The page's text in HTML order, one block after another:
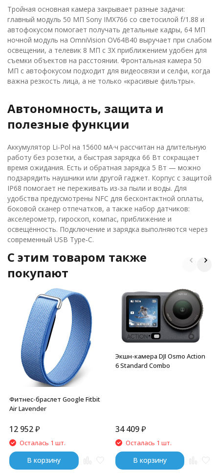
Тройная основная камера закрывает разные задачи:
главный модуль 50 МП Sony IMX766 со светосилой f/1.88 и
автофокусом помогает получать детальные кадры, 64 МП
ночной модуль на OmniVision OV64B40 выручает при слабом
освещении, а телевик 8 МП с 3X приближением удобен для
съемки объектов на расстоянии. Фронтальная камера 50
МП с автофокусом подходит для видеосвязи и селфи, когда
важна резкость лица, а не только «красивые фильтры».
Автономность, защита и
полезные функции
Аккумулятор Li‑Pol на 15600 мА·ч рассчитан на длительную
работу без розетки, а быстрая зарядка 66 Вт сокращает
время ожидания. Есть и обратная зарядка 5 Вт — можно
подзарядить наушники или другой гаджет. Корпус с защитой
IP68 помогает не переживать из-за пыли и воды. Для
удобства предусмотрены NFC для бесконтактной оплаты,
боковой сканер отпечатков, а также набор датчиков:
акселерометр, гироскоп, компас, приближение и
освещённость. Подключение и зарядка выполняются через
современный USB Type‑C.
C этим товаром также
покупают
Фитнес-браслет Google Fitbit
Air Lavender
12 952₽
Осталась 1 шт.
В корзину
Экшн-камера DJI Osmo Action
6 Standard Combo
34 409 ₽
Осталась 1 шт.
В корзину